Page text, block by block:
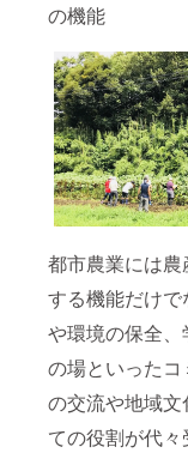
の機能
都市農業には
する機能だけで
や環境の保全
の場といったコ
の交流や地域文
ての役割が代